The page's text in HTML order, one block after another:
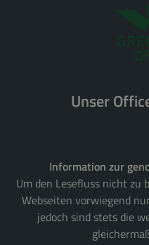
Unser
Information zur
Um den Lesefluss nicht zu
Webseiten vorwiegend
jedoch sind stets die